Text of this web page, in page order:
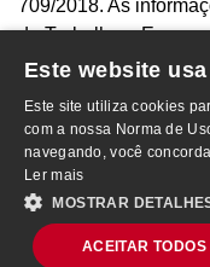
709/2018. As
do Trabalho e
da CBO
Relatórios por
Mapa do Site
Este website
Este site utiliza cookies
com a nossa Norma de
navegando, você
Ler mais
MOSTRAR
ACEITAR TODOS